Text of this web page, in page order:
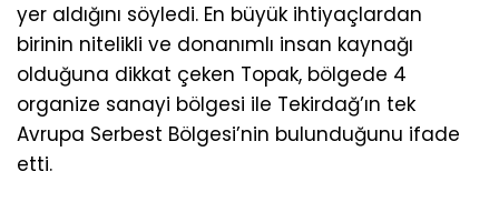
yer aldığını söyledi. En büyük ihtiyaçlardan
birinin nitelikli ve donanımlı insan kaynağı
olduğuna dikkat çeken Topak, bölgede 4
organize sanayi bölgesi ile Tekirdağ’ın tek
Avrupa Serbest Bölgesi’nin bulunduğunu ifade
etti.